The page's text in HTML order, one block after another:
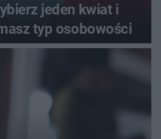
jeden kwiat i
typ osobowości